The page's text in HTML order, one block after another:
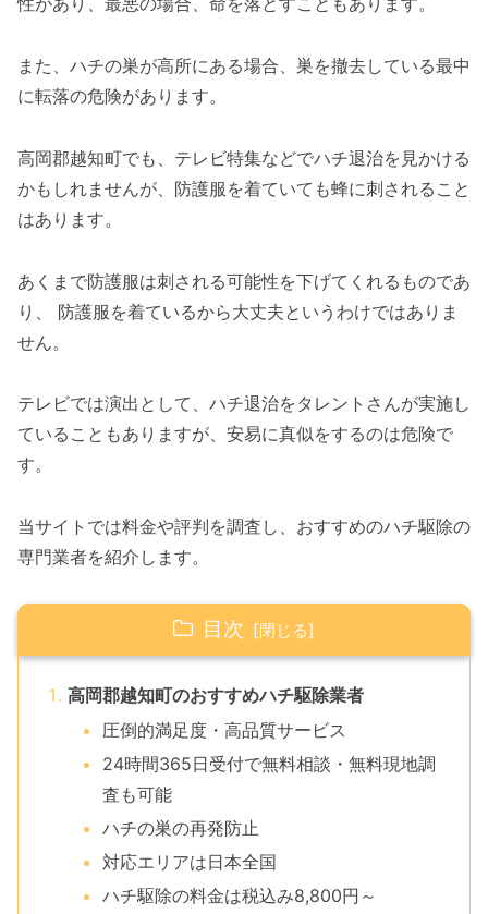
また、ハチの巣が高所にある場合、巣を撤去している最中
に転落の危険があります。
高岡郡越知町でも、テレビ特集などでハチ退治を見かける
かもしれませんが、防護服を着ていても蜂に刺されること
はあります。
あくまで防護服は刺される可能性を下げてくれるものであ
り、 防護服を着ているから大丈夫というわけではありま
せん。
テレビでは演出として、ハチ退治をタレントさんが実施し
ていることもありますが、安易に真似をするのは危険で
す。
当サイトでは料金や評判を調査し、おすすめのハチ駆除の
専門業者を紹介します。
目次
高岡郡越知町のおすすめハチ駆除業者
圧倒的満足度・高品質サービス
24時間365日受付で無料相談・無料現地調
査も可能
ハチの巣の再発防止
対応エリアは日本全国
ハチ駆除の料金は税込み8,800円～